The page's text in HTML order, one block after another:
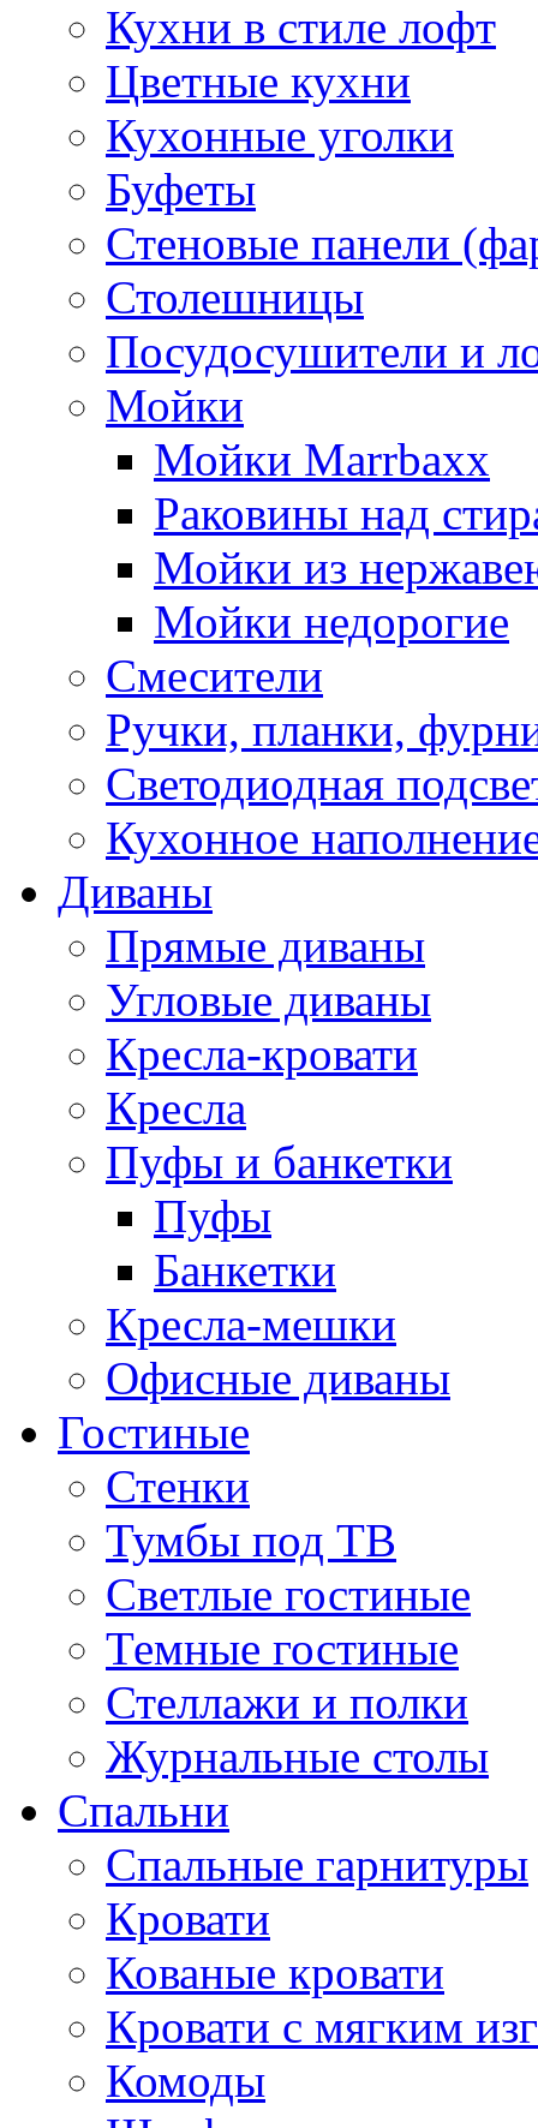
Кухни в стиле лофт
Цветные кухни
Кухонные уголки
Буфеты
Стеновые панели
Столешницы
Посудосушители и
Мойки
Мойки Marrbaxx
Раковины над
Мойки из
Мойки недорогие
Смесители
Ручки, планки,
Светодиодная
Кухонное
Диваны
Прямые диваны
Угловые диваны
Кресла-кровати
Кресла
Пуфы и банкетки
Пуфы
Банкетки
Кресла-мешки
Офисные диваны
Гостиные
Стенки
Тумбы под ТВ
Светлые гостиные
Темные гостиные
Стеллажи и полки
Журнальные столы
Спальни
Спальные гарнитуры
Кровати
Кованые кровати
Кровати с мягким
Комоды